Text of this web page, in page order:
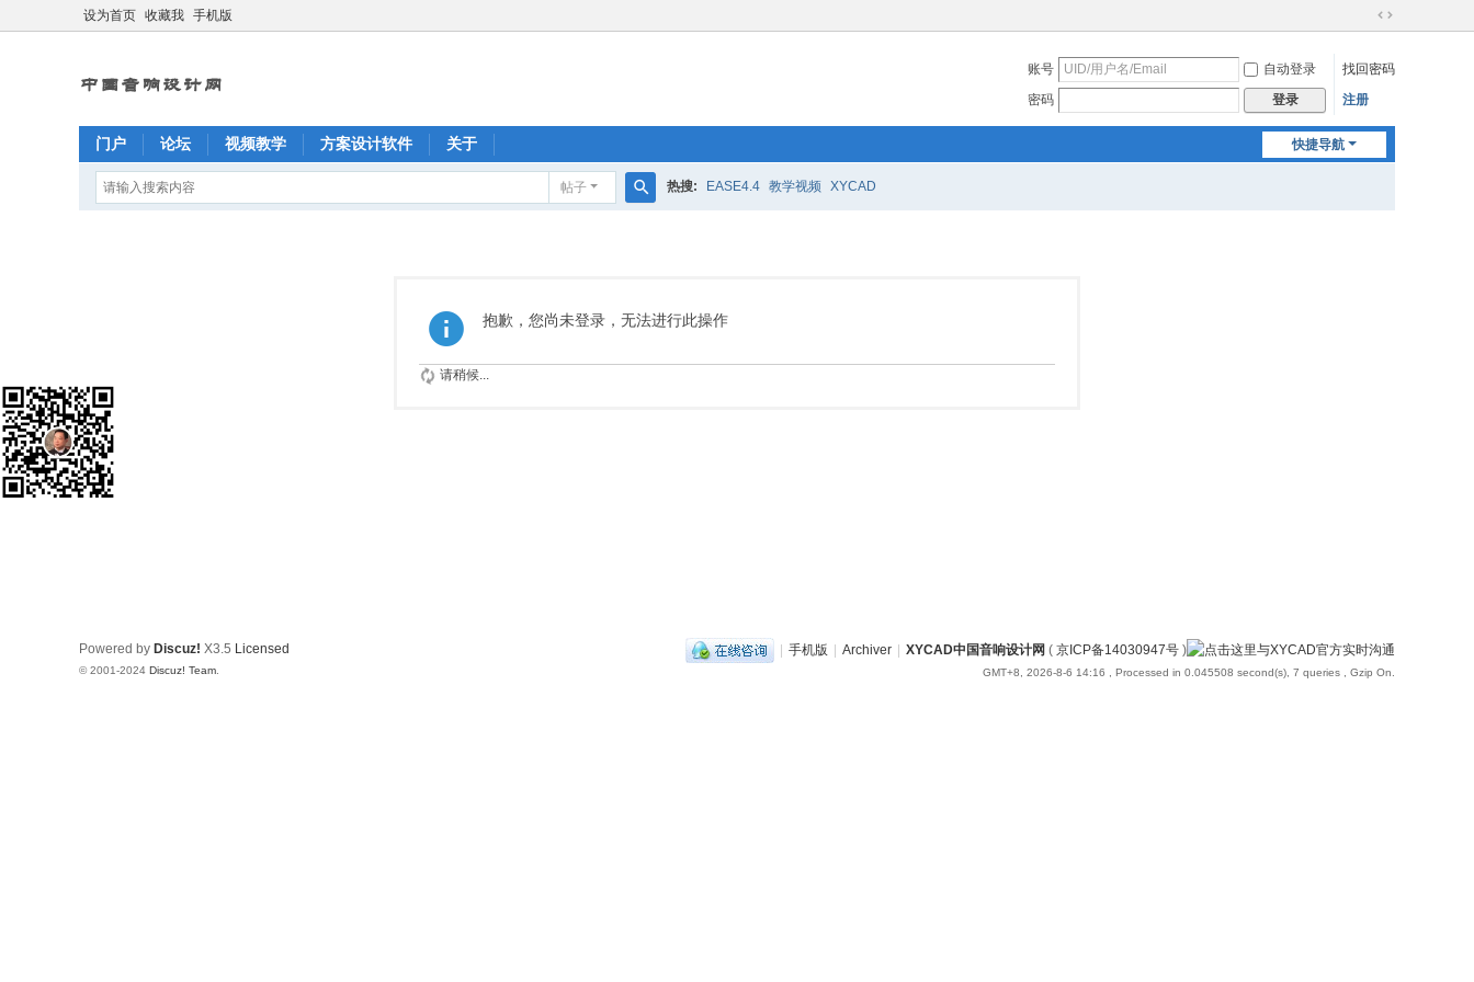
设为首页 收藏我 手机版
切
到
账号 自动登录
找回密码
密码
登录 注册
快捷导航
门户 论坛 视频教学 方案设计软件 关于
帖子 热搜: EASE4.4 教学视频 XYCAD
抱歉，您尚未登录，无法进行此操作
请稍候...
| 手机版 | Archiver | XYCAD中国音响设计网 ( 京ICP备14030947号 )
GMT+8, 2026-8-6 14:16 , Processed in 0.045508 second(s), 7 queries , Gzip On.
Powered by Discuz! X3.5 Licensed
© 2001-2024 Discuz! Team